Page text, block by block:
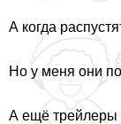
А когда
Но у меня они
А ещё трейлеры